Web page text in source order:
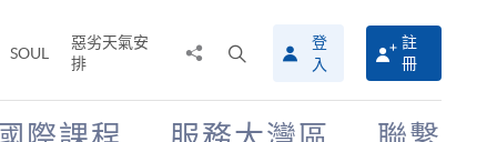
SOUL
惡劣天氣安
排
搜
尋
登
入
註
冊